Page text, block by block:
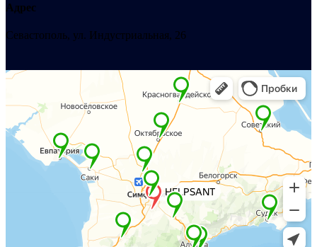
Адрес
Севастополь, ул. Индустриальная, 26